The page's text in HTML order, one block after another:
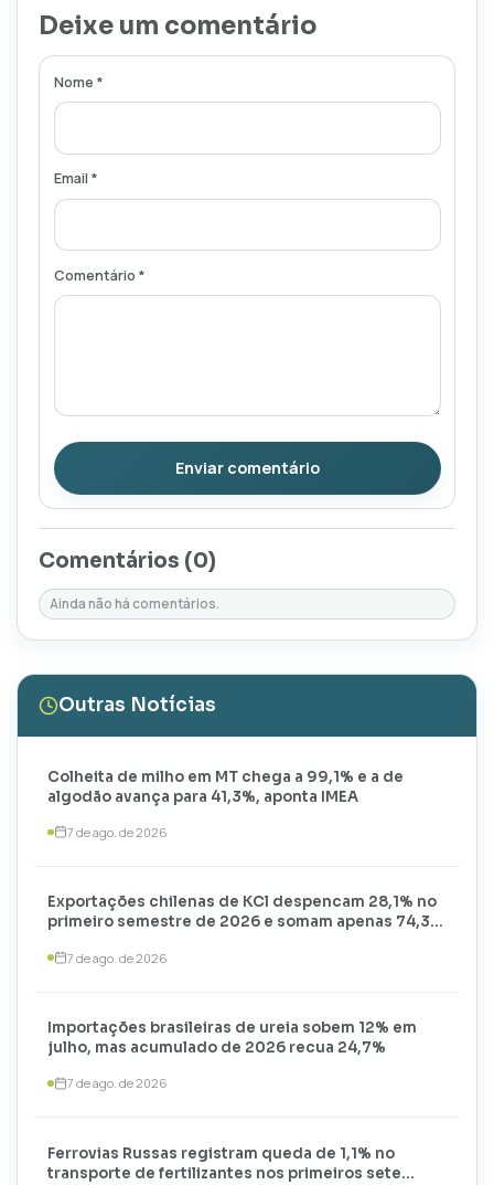
Deixe um comentário
Nome *
Email *
Comentário *
Enviar comentário
Comentários (0)
Ainda não há comentários.
Outras Notícias
Colheita de milho em MT chega a 99,1% e a de
algodão avança para 41,3%, aponta IMEA
7 de ago. de 2026
Exportações chilenas de KCl despencam 28,1% no
primeiro semestre de 2026 e somam apenas 74,3
7 de ago. de 2026
Importações brasileiras de ureia sobem 12% em
julho, mas acumulado de 2026 recua 24,7%
7 de ago. de 2026
Ferrovias Russas registram queda de 1,1% no
transporte de fertilizantes nos primeiros sete